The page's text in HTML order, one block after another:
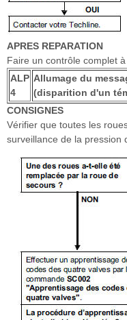
APRES REPARATION
Faire un contrôle complet
ALP
4
Allumage du
(disparition d'un
CONSIGNES
Vérifier que toutes les
surveillance de la pression